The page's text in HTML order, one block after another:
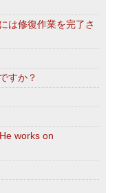
は修復作業を完了さ
すか？
works on